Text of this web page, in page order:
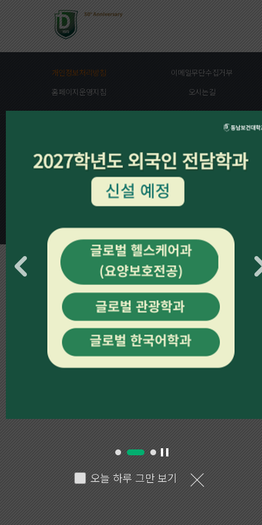
오늘 하루 그만 보기
개인정보처리방침
이메일무단수집거부
홈페이지운영지침
오시는길
16328
경기도 수원시 장안구 천천로 74번길 50(정자동)
동남보건대학교
대표전화 : 031-249-6333